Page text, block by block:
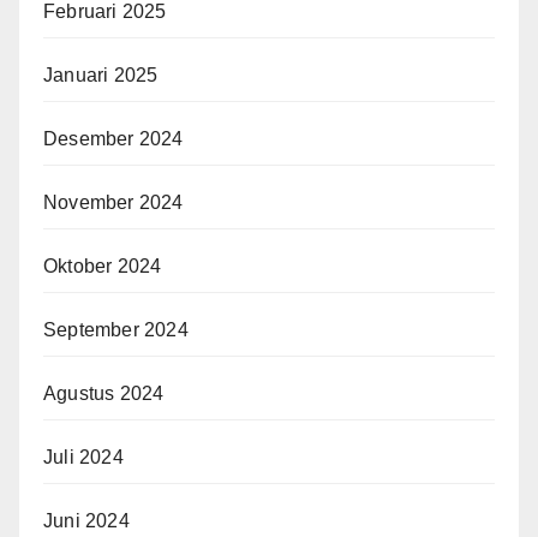
Februari 2025
Januari 2025
Desember 2024
November 2024
Oktober 2024
September 2024
Agustus 2024
Juli 2024
Juni 2024